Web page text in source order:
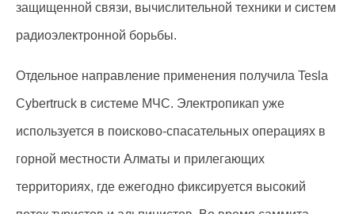
защищенной связи, вычислительной техники и систем
радиоэлектронной борьбы.
Отдельное направление применения получила Tesla
Cybertruck в системе МЧС. Электропикап уже
используется в поисково-спасательных операциях в
горной местности Алматы и прилегающих
территориях, где ежегодно фиксируется высокий